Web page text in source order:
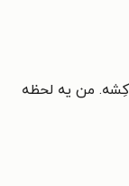
من یه لحظه